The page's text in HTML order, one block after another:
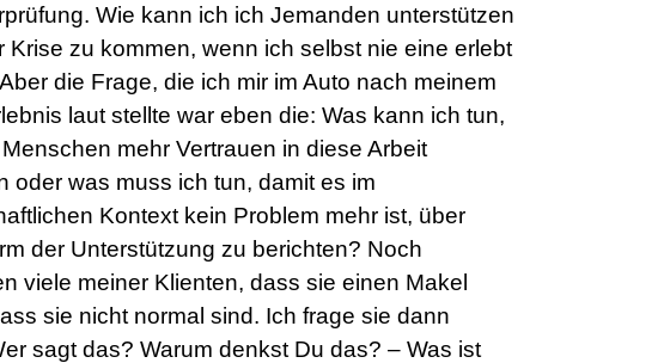
Wie kann ich ich Jemanden unterstützen
Krise zu kommen, wenn ich selbst nie eine erlebt
die Frage, die ich mir im Auto nach meinem
laut stellte war eben die: Was kann ich tun,
mehr Vertrauen in diese Arbeit
oder was muss ich tun, damit es im
Kontext kein Problem mehr ist, über
der Unterstützung zu berichten? Noch
viele meiner Klienten, dass sie einen Makel
sie nicht normal sind. Ich frage sie dann
sagt das? Warum denkst Du das? – Was ist